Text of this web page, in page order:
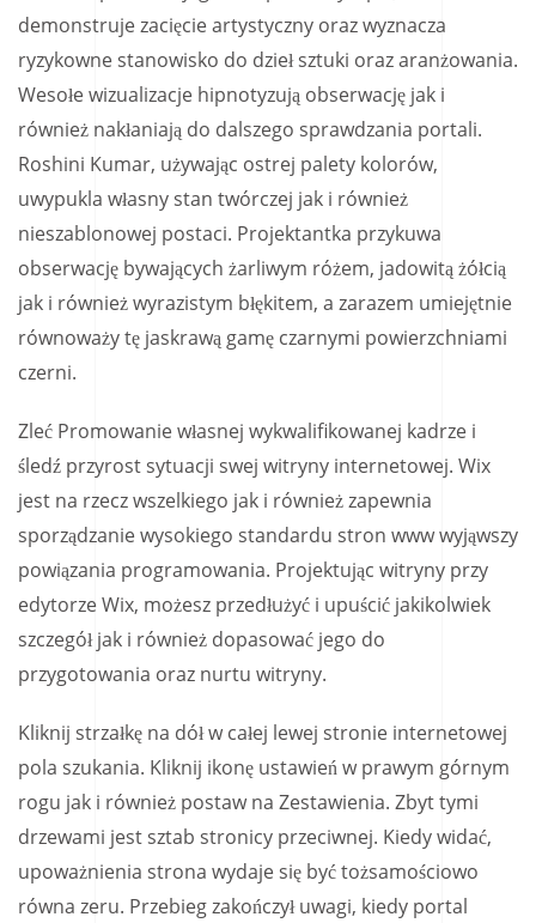
demonstruje zacięcie artystyczny oraz wyznacza
ryzykowne stanowisko do dzieł sztuki oraz aranżowania.
Wesołe wizualizacje hipnotyzują obserwację jak i
również nakłaniają do dalszego sprawdzania portali.
Roshini Kumar, używając ostrej palety kolorów,
uwypukla własny stan twórczej jak i również
nieszablonowej postaci. Projektantka przykuwa
obserwację bywających żarliwym różem, jadowitą żółcią
jak i również wyrazistym błękitem, a zarazem umiejętnie
równoważy tę jaskrawą gamę czarnymi powierzchniami
czerni.
Zleć Promowanie własnej wykwalifikowanej kadrze i
śledź przyrost sytuacji swej witryny internetowej. Wix
jest na rzecz wszelkiego jak i również zapewnia
sporządzanie wysokiego standardu stron www wyjąwszy
powiązania programowania. Projektując witryny przy
edytorze Wix, możesz przedłużyć i upuścić jakikolwiek
szczegół jak i również dopasować jego do
przygotowania oraz nurtu witryny.
Kliknij strzałkę na dół w całej lewej stronie internetowej
pola szukania. Kliknij ikonę ustawień w prawym górnym
rogu jak i również postaw na Zestawienia. Zbyt tymi
drzewami jest sztab stronicy przeciwnej. Kiedy widać,
upoważnienia strona wydaje się być tożsamościowo
równa zeru. Przebieg zakończył uwagi, kiedy portal